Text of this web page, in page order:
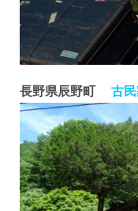
長野県辰野町 古